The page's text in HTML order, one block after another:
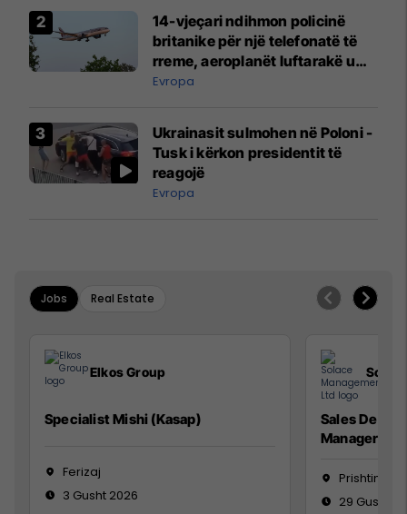
14-vjeçari ndihmon policinë
britanike për një telefonatë të
rreme, aeroplanët luftarakë u
ngritën në ajër për të
Mançesterit
Evropa
Ukrainasit sulmohen në Poloni -
Tusk i kërkon presidentit të
reagojë
Evropa
Jobs Real Estate
Elkos Group
Specialist Mishi (Kasap)
Ferizaj
3 Gusht 2026
Sales
Manager
Prishtinë
29 Gusht